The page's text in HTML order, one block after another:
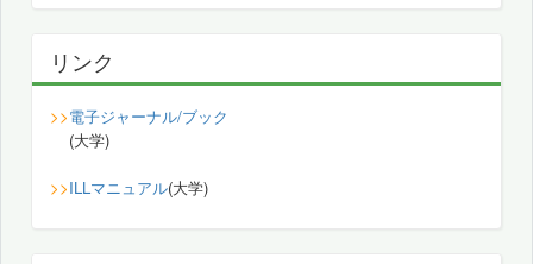
リンク
>>電子ジャーナル/ブック
(大学)
>>ILLマニュアル(大学)